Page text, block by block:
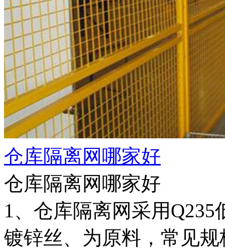
仓库隔离网哪家好
仓库隔离网哪家好
1、仓库隔离网采用
镀锌丝、为原料，常见